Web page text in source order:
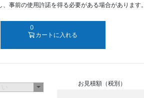
事前の使用許諾を得る必要がある場合があります。
0
カートに入れる
お見積額（税別）